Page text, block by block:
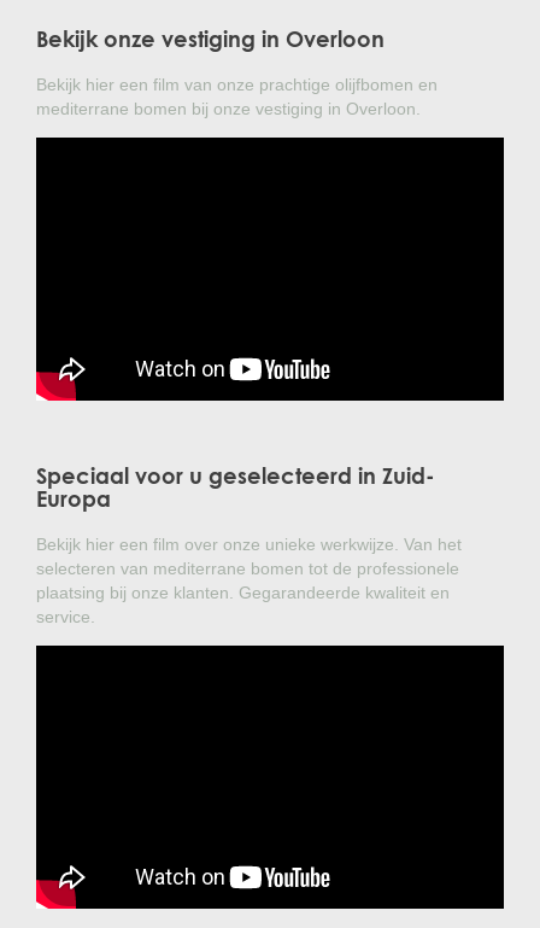
Bekijk onze vestiging in Overloon
Bekijk hier een film van onze prachtige olijfbomen en
mediterrane bomen bij onze vestiging in Overloon.
Speciaal voor u geselecteerd in Zuid-
Europa
Bekijk hier een film over onze unieke werkwijze. Van het
selecteren van mediterrane bomen tot de professionele
plaatsing bij onze klanten. Gegarandeerde kwaliteit en
service.